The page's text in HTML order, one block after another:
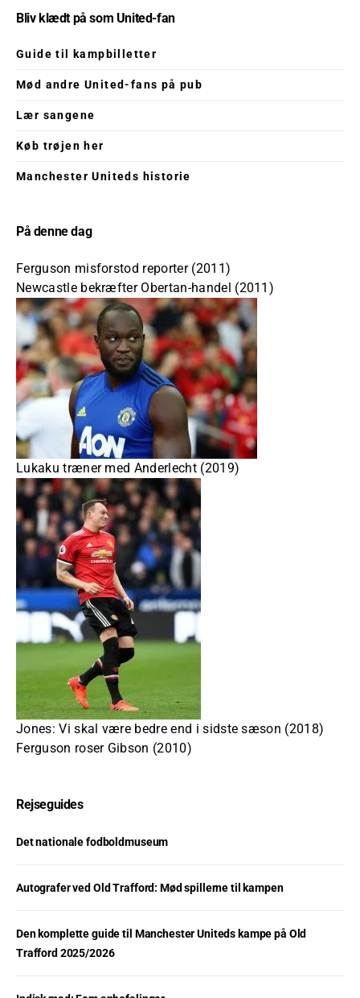
Bliv klædt på som United-fan
Guide til kampbilletter
Mød andre United-fans på pub
Lær sangene
Køb trøjen her
Manchester Uniteds historie
På denne dag
Ferguson misforstod reporter (2011)
Newcastle bekræfter Obertan-handel (2011)
Lukaku træner med Anderlecht (2019)
Jones: Vi skal være bedre end i sidste sæson (2018)
Ferguson roser Gibson (2010)
Rejseguides
Det nationale fodboldmuseum
Autografer ved Old Trafford: Mød spillerne til kampen
Den komplette guide til Manchester Uniteds kampe på Old
Trafford 2025/2026